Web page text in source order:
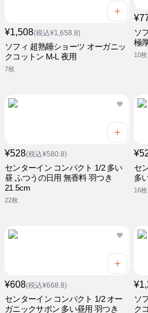
¥1,508(税込¥1,658.8)
ソフィ 超熟睡ショーツ オーガニッ
クコットン M-L 夜用
7枚
ソ
極
10枚
¥528(税込¥580.8)
センターイン コンパクト 1/2 多い
昼 ふつうの日用 無香料 羽つき
21.5cm
22枚
セ
多
16枚
¥608(税込¥668.8)
センターイン コンパクト 1/2 オー
ガニックサボン 多い昼用 羽つき
ソ
ク